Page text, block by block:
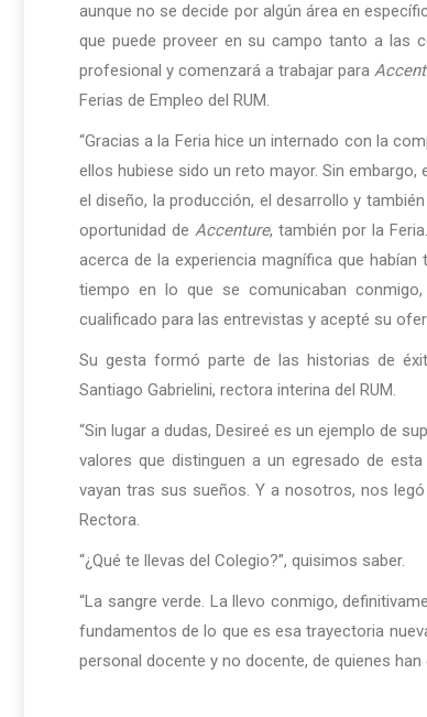
aunque no se decide por algún área en
que puede proveer en su campo tanto a las
profesional y comenzará a trabajar para
Ferias de Empleo del RUM.
“Gracias a la Feria hice un internado con la
ellos hubiese sido un reto mayor. Sin
el diseño, la producción, el desarrollo y
oportunidad de Accenture, también por la
acerca de la experiencia magnífica que
tiempo en lo que se comunicaban
cualificado para las entrevistas y acepté su
Su gesta formó parte de las historias de
Santiago Gabrielini, rectora interina del RUM.
“Sin lugar a dudas, Desireé es un ejemplo de
valores que distinguen a un egresado de
vayan tras sus sueños. Y a nosotros, nos
Rectora.
“¿Qué te llevas del Colegio?”, quisimos saber.
“La sangre verde. La llevo conmigo,
fundamentos de lo que es esa trayectoria
personal docente y no docente, de quienes han